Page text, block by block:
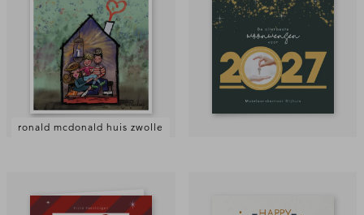
ronald mcdonald huis zwolle